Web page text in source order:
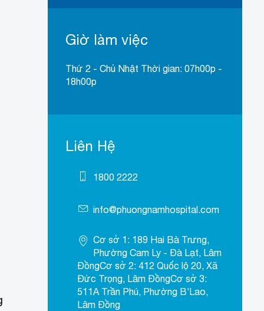
Giờ làm việc
Thứ 2 - Chủ Nhật Thời gian: 07h00p -
18h00p
Liên Hệ
1800 2222
info@phuongnamhospital.com
Cơ sở 1: 189 Hai Bà Trưng,
Phường Cam Ly - Đà Lạt, Lâm
ĐồngCơ sở 2: 412 Quốc lộ 20, Xã
Đức Trọng, Lâm ĐồngCơ sở 3:
511A Trần Phú, Phường B’Lao,
Lâm Đồng